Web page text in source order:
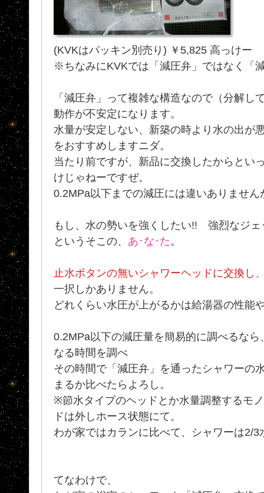
(KVKはパッキン別売り) ￥5,825 高っけー
※ちなみにKVKでは「減圧弁」ではなく「
「減圧弁」って複雑な構造なので（分解し
動作が不安定になります。
水量が安定しない、新築の時より水の出が
をおすすめしますニダ。
当たり前ですが、新品に交換したからとい
けじゃねーですぜ。
0.2MPa以下までの減圧には違いありません
もし、水の勢いを強くしたい!! 強烈なジェ
というそこの、 あ･な･た。
止水ボタンの無いシャワーヘッドに交換し
一択しかありません。
どれくらい水圧が上がるかは給湯器の性能
0.2MPa以下の減圧量を簡易的に調べるな
なる時間を調べ
その時間で「減圧弁」を通ったシャワーの
まるか比べたらよろし。
※節水タイプのヘッドとか水量調整するモ
ドは外しホース状態にて。
わが家ではカランに比べて、シャワーは2/
てなわけで、